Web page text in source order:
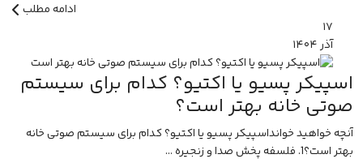
ادامه مطلب
۱۷
آذر۱۴۰۴
اسپیکر پسیو یا اکتیو؟ کدام برای سیستم
صوتی خانه بهتر است؟
آنچه خواهید خوانداسپیکر پسیو یا اکتیو؟ کدام برای سیستم صوتی خانه
بهتر است؟1. فلسفه پخش صدا و زنجیره ...